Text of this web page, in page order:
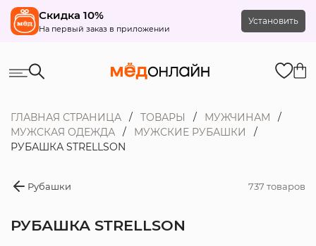
Скидка 10%
На первый заказ в приложении
Установить
ГЛАВНАЯ СТРАНИЦА ТОВАРЫ
МУЖЧИНАМ
МУЖСКАЯ ОДЕЖДА
МУЖСКИЕ РУБАШКИ
РУБАШКА STRELLSON
Рубашки 737 товаров
РУБАШКА STRELLSON